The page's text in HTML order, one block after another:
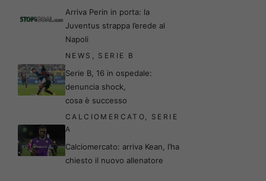
Arriva Perin in porta: la
Juventus strappa l’erede al
Napoli
NEWS , SERIE B
Serie B, 16 in ospedale:
denuncia shock,
cosa è successo
CALCIOMERCATO, SERIE
A
Calciomercato: arriva Kean, l’ha
chiesto il nuovo allenatore